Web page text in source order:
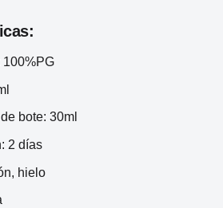
100%PG
bote: 30ml
2 días
hielo